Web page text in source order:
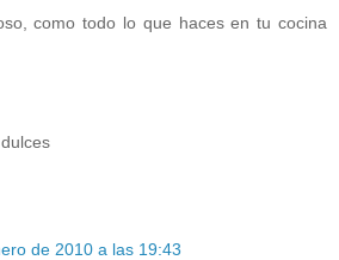
como todo lo que haces en tu cocina
de 2010 a las 19:43